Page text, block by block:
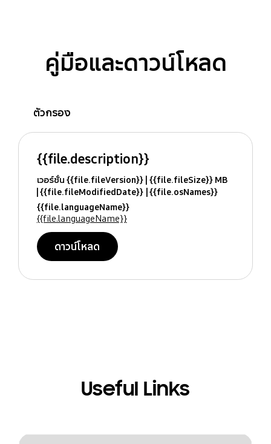
คู่มือและดาวน์โหลด
ตัวกรอง
{{file.description}}
เวอร์ชั่น {{file.fileVersion}} {{file.fileSize}} MB
{{file.fileModifiedDate}} {{file.osNames}}
{{file.languageName}}
{{file.languageName}}
ดาวน์โหลด
Useful Links